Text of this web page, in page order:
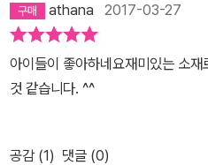
athana 2017-03-27
아이들이 좋아하네요재미있는 소
것 같습니다. ^^
공감 (1) 댓글 (0)